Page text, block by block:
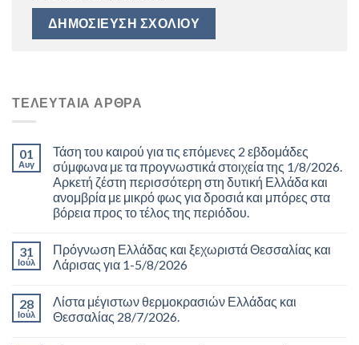
ΤΕΛΕΥΤΑΊΑ ΆΡΘΡΑ
01
Αυγ
Τάση του καιρού για τις επόμενες 2 εβδομάδες
σύμφωνα με τα προγνωστικά στοιχεία της 1/8/2026.
Αρκετή ζέστη περισσότερη στη δυτική Ελλάδα και
ανομβρία με μικρό φως για δροσιά και μπόρες στα
βόρεια προς το τέλος της περιόδου.
31
Ιούλ
Πρόγνωση Ελλάδας και ξεχωριστά Θεσσαλίας και
Λάρισας για 1-5/8/2026
28
Ιούλ
Λίστα μέγιστων θερμοκρασιών Ελλάδας και
Θεσσαλίας 28/7/2026.